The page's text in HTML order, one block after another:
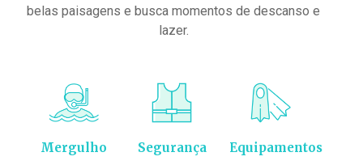
belas paisagens e busca momentos de descanso e
lazer.
Mergulho Segurança Equipamentos